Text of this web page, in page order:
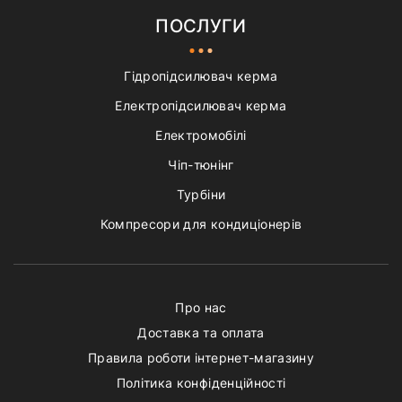
ПОСЛУГИ
Гідропідсилювач керма
Електропідсилювач керма
Електромобілі
Чіп-тюнінг
Турбіни
Компресори для кондиціонерів
Про нас
Доставка та оплата
Правила роботи інтернет-магазину
Політика конфіденційності